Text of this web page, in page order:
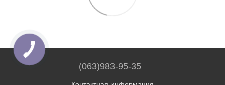
(063)983-95-35